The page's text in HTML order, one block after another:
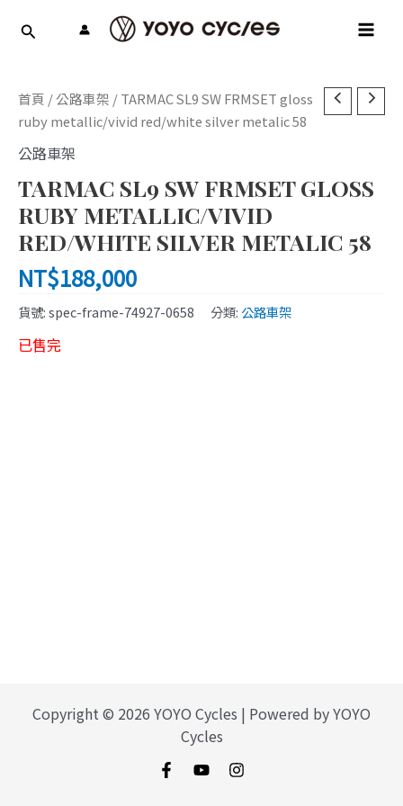
首頁 /公路車架 / TARMAC SL9 SW FRMSET gloss
ruby metallic/vivid red/white silver metalic 58
公路車架
TARMAC SL9 SW FRMSET GLOSS
RUBY METALLIC/VIVID
RED/WHITE SILVER METALIC 58
NT$188,000
貨號:spec-frame-74927-0658 分類: 公路車架
已售完
Copyright © 2026 YOYO Cycles | Powered by YOYO
Cycles